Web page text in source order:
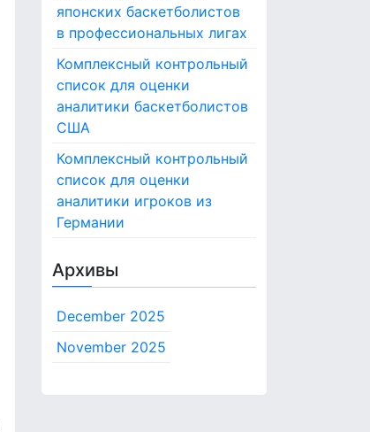
японских баскетболистов
в профессиональных лигах
Комплексный контрольный
список для оценки
аналитики баскетболистов
США
Комплексный контрольный
список для оценки
аналитики игроков из
Германии
Архивы
December 2025
November 2025